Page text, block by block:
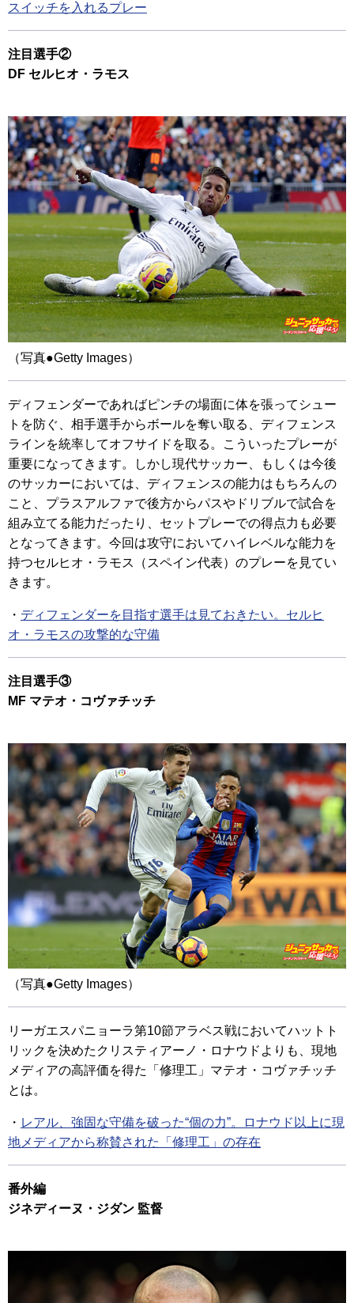
スイッチを入れるプレー
注目選手②
DF セルヒオ・ラモス
（写真●Getty Images）
ディフェンダーであればピンチの場面に体を張ってシュー
トを防ぐ、相手選手からボールを奪い取る、ディフェンス
ラインを統率してオフサイドを取る。こういったプレーが
重要になってきます。しかし現代サッカー、もしくは今後
のサッカーにおいては、ディフェンスの能力はもちろんの
こと、プラスアルファで後方からパスやドリブルで試合を
組み立てる能力だったり、セットプレーでの得点力も必要
となってきます。今回は攻守においてハイレベルな能力を
持つセルヒオ・ラモス（スペイン代表）のプレーを見てい
きます。
・ ディフェンダーを目指す選手は見ておきたい。セルヒ
オ・ラモスの攻撃的な守備
注目選手③
MF マテオ・コヴァチッチ
（写真●Getty Images）
リーガエスパニョーラ第10節アラベス戦においてハットト
リックを決めたクリスティアーノ・ロナウドよりも、現地
メディアの高評価を得た「修理工」マテオ・コヴァチッチ
とは。
・ レアル、強固な守備を破った“個の力”。ロナウド以上に現
地メディアから称賛された「修理工」の存在
番外編
ジネディーヌ・ジダン 監督